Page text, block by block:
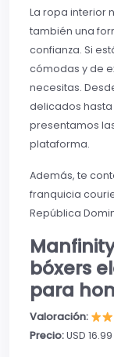
La ropa interior
también una
confianza. Si
cómodas y de
necesitas.
delicados
presentamos
plataforma.
Además, te
franquicia
República
bóxers
para
Valoración:
Precio:USD 16.99